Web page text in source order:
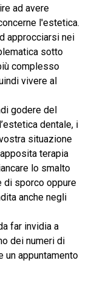
ad avere
l'estetica.
approcciarsi nei
sotto
complesso
vivere al
godere del
dentale, i
situazione
terapia
lo smalto
di sporco oppure
anche negli
far invidia a
dei numeri di
appuntamento